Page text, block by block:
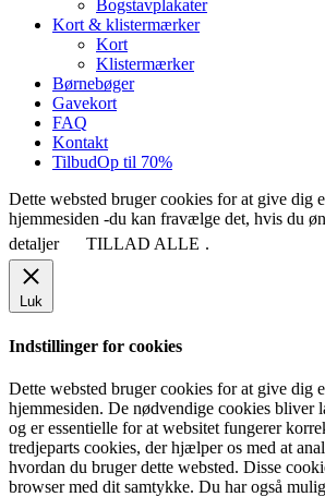
Bogstavplakater
Kort & klistermærker
Kort
Klistermærker
Børnebøger
Gavekort
FAQ
Kontakt
TilbudOp til 70%
Dette websted bruger cookies for at give dig
hjemmesiden -du kan fravælge det, hvis du
detaljer
TILLAD ALLE .
Luk
Indstillinger for cookies
Dette websted bruger cookies for at give dig
hjemmesiden. De nødvendige cookies bliver
og er essentielle for at websitet fungerer
tredjeparts cookies, der hjælper os med at
hvordan du bruger dette websted. Disse
browser med dit samtykke. Du har også